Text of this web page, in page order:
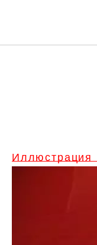
Иллюстрация